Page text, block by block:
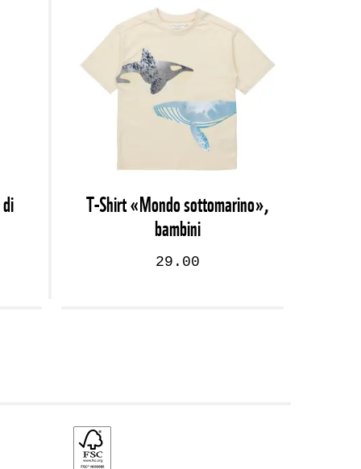
T-Shirt «Mondo sottomarino»,
bambini
29.00